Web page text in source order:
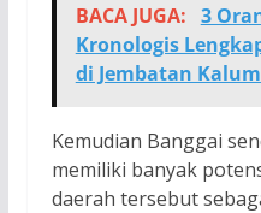
BACA JUGA: 3
Kronologis
di Jembatan
Kemudian Banggai
memiliki banyak
daerah tersebut